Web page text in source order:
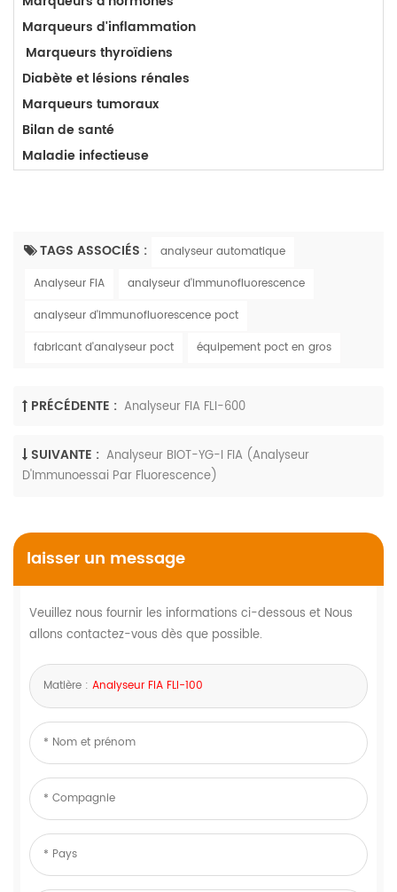
Marqueurs d'inflammation
Marqueurs thyroïdiens
Diabète et lésions rénales
Marqueurs tumoraux
Bilan de santé
Maladie infectieuse
TAGS ASSOCIÉS :
analyseur automatique
Analyseur FIA
analyseur d'immunofluorescence
analyseur d'immunofluorescence poct
fabricant d'analyseur poct
équipement poct en gros
PRÉCÉDENTE : Analyseur FIA FLI-600
SUIVANTE : Analyseur BIOT-YG-I FIA (Analyseur
D'Immunoessai Par Fluorescence)
laisser un message
Veuillez nous fournir les informations ci-dessous et Nous
allons contactez-vous dès que possible.
Matière : Analyseur FIA FLI-100